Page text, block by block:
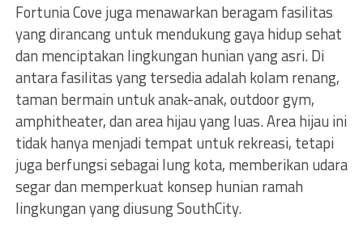
Fortunia Cove juga menawarkan beragam fasilitas
yang dirancang untuk mendukung gaya hidup sehat
dan menciptakan lingkungan hunian yang asri. Di
antara fasilitas yang tersedia adalah kolam renang,
taman bermain untuk anak-anak, outdoor gym,
amphitheater, dan area hijau yang luas. Area hijau ini
tidak hanya menjadi tempat untuk rekreasi, tetapi
juga berfungsi sebagai lung kota, memberikan udara
segar dan memperkuat konsep hunian ramah
lingkungan yang diusung SouthCity.